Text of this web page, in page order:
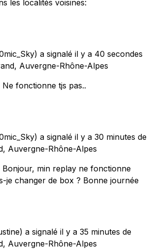
les localités voisines:
a signalé il y a 40 secondes
Auvergne-Rhône-Alpes
Ne fonctionne tjs pas..
a signalé il y a 30 minutes de
Auvergne-Rhône-Alpes
Bonjour, min replay ne fonctionne
je changer de box ? Bonne journée
a signalé il y a 35 minutes de
Auvergne-Rhône-Alpes